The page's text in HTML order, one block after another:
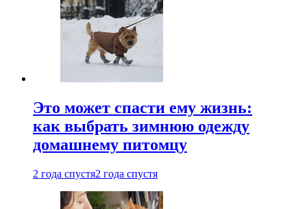
Это может спасти ему жизнь:
как выбрать зимнюю одежду
домашнему питомцу
2 года спустя2 года спустя